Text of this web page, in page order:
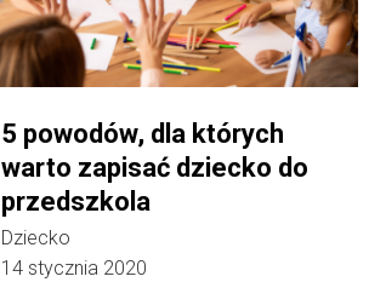
5 powodów, dla których
warto zapisać dziecko do
przedszkola
Dziecko
14 stycznia 2020